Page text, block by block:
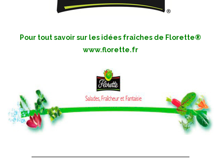
Pour tout savoir sur les idées fraîches de Florette®
www.florette.fr